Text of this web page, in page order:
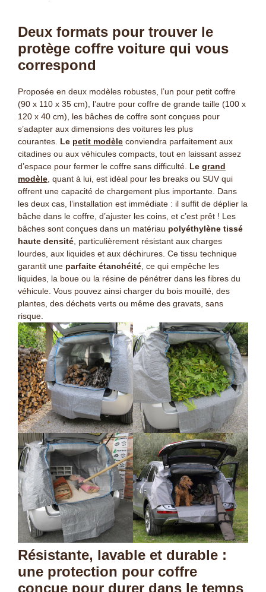
Deux formats pour trouver le
protège coffre voiture qui vous
correspond
Proposée en deux modèles robustes, l’un pour petit coffre
(90 x 110 x 35 cm), l’autre pour coffre de grande taille (100 x
120 x 40 cm), les bâches de coffre sont conçues pour
s’adapter aux dimensions des voitures les plus
courantes. Le petit modèle conviendra parfaitement aux
citadines ou aux véhicules compacts, tout en laissant assez
d’espace pour fermer le coffre sans difficulté. Le grand
modèle, quant à lui, est idéal pour les breaks ou SUV qui
offrent une capacité de chargement plus importante. Dans
les deux cas, l’installation est immédiate : il suffit de déplier la
bâche dans le coffre, d’ajuster les coins, et c’est prêt ! Les
bâches sont conçues dans un matériau polyéthylène tissé
haute densité, particulièrement résistant aux charges
lourdes, aux liquides et aux déchirures. Ce tissu technique
garantit une parfaite étanchéité, ce qui empêche les
liquides, la boue ou la résine de pénétrer dans les fibres du
véhicule. Vous pouvez ainsi charger du bois mouillé, des
plantes, des déchets verts ou même des gravats, sans
risque.
Résistante, lavable et durable :
une protection pour coffre
conçue pour durer dans le temps